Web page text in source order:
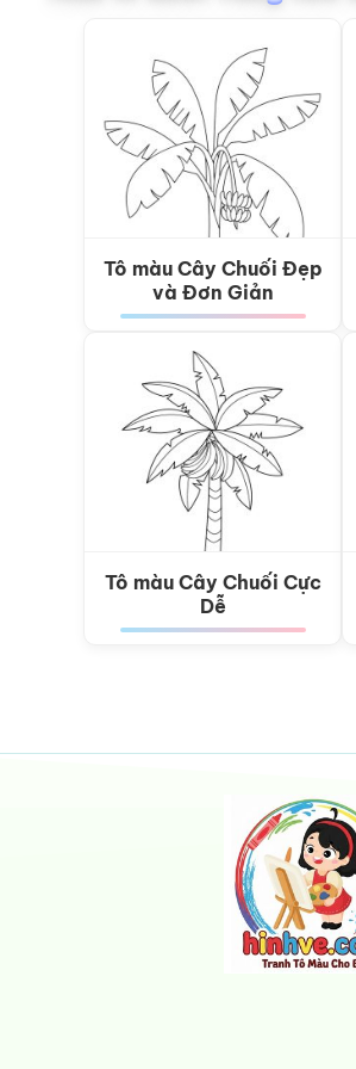
Tô màu Cây Chuối Đẹp
và Đơn Giản
Tô màu Cây Chuối Cực
Dễ